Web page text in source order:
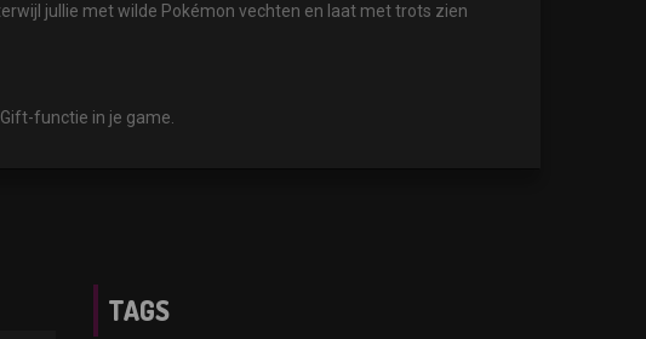
jullie met wilde Pokémon vechten en laat met trots zien
functie in je game.
TAGS